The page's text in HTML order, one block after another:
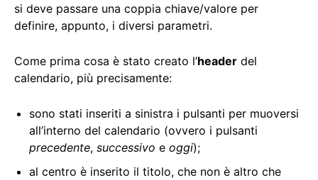
si deve passare una coppia chiave/valore per
definire, appunto, i diversi parametri.
Come prima cosa è stato creato l’header del
calendario, più precisamente:
sono stati inseriti a sinistra i pulsanti per muoversi
all’interno del calendario (ovvero i pulsanti
precedente, successivo e oggi);
al centro è inserito il titolo, che non è altro che